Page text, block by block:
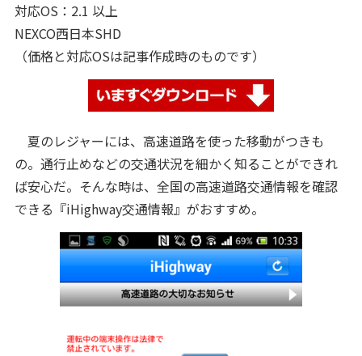
対応OS：2.1 以上
NEXCO西日本SHD
（価格と対応OSは記事作成時のものです）
夏のレジャーには、高速道路を使った移動がつきも
の。通行止めなどの交通状況を細かく知ることができれ
ば安心だ。そんな時は、全国の高速道路交通情報を確認
できる『iHighway交通情報』がおすすめ。